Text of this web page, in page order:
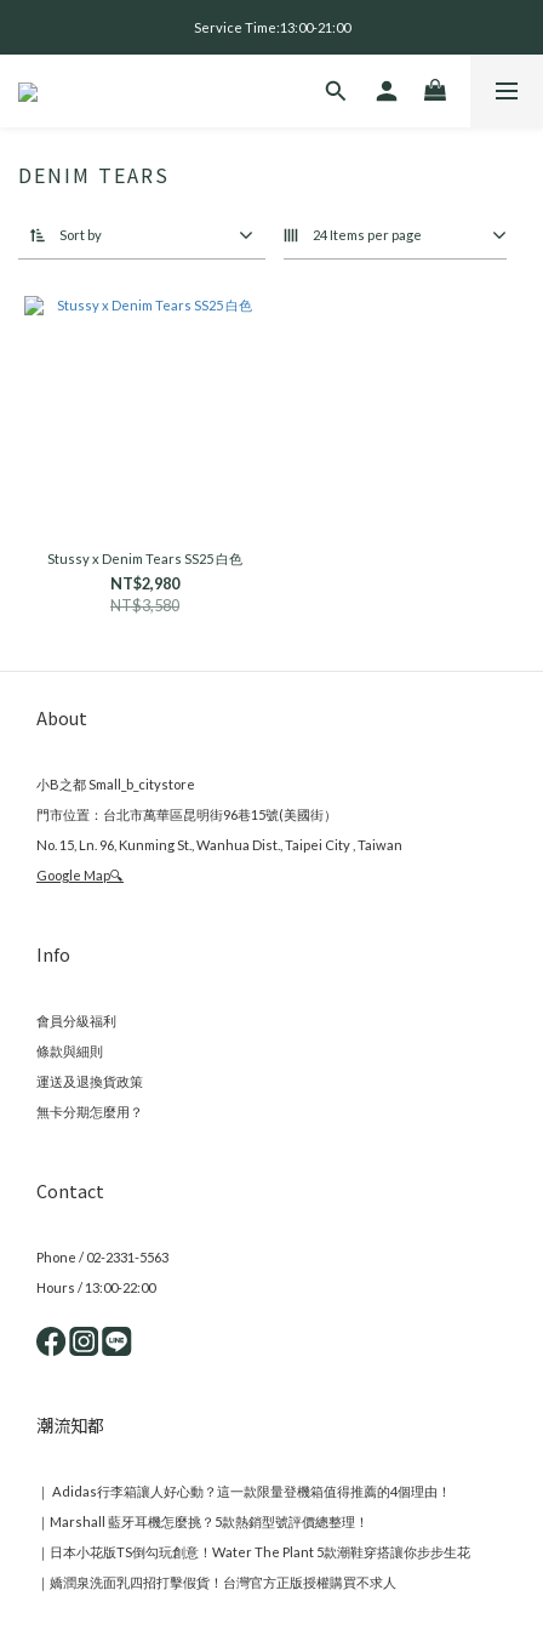
全 館 消 費 滿 三 千 免 運 費 🤘🏻
Service Time:13:00-21:00
全 館 消 費 滿 三 千 免 運 費 🤘🏻
DENIM TEARS
Sort by 24 Items per page
Stussy x Denim Tears SS25 白色
NT$2,980
NT$3,580
About
小B之都 Small_b_citystore
門市位置：台北市萬華區昆明街96巷15號(美國街）
No. 15, Ln. 96, Kunming St., Wanhua Dist., Taipei City , Taiwan
Google Map🔍
Info
會員分級福利
條款與細則
運送及退換貨政策
無卡分期怎麼用？
Contact
Phone / 02-2331-5563
Hours / 13:00-22:00
潮流知都
｜ Adidas行李箱讓人好心動？這一款限量登機箱值得推薦的4個理由！
｜ Marshall 藍牙耳機怎麼挑？5款熱銷型號評價總整理！
｜ 日本小花版TS倒勾玩創意！Water The Plant 5款潮鞋穿搭讓你步步生花
｜ 嬌潤泉洗面乳四招打擊假貨！台灣官方正版授權購買不求人